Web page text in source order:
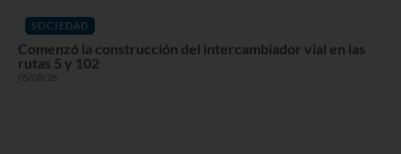
SOCIEDAD
Comenzó la construcción del intercambiador vial en las
rutas 5 y 102
05/08/26